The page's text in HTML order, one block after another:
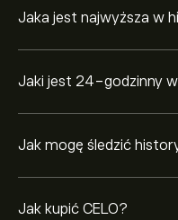
Jaka jest najwyższa w
Jaki jest 24-godzinny
Jak mogę śledzić
Jak kupić CELO?